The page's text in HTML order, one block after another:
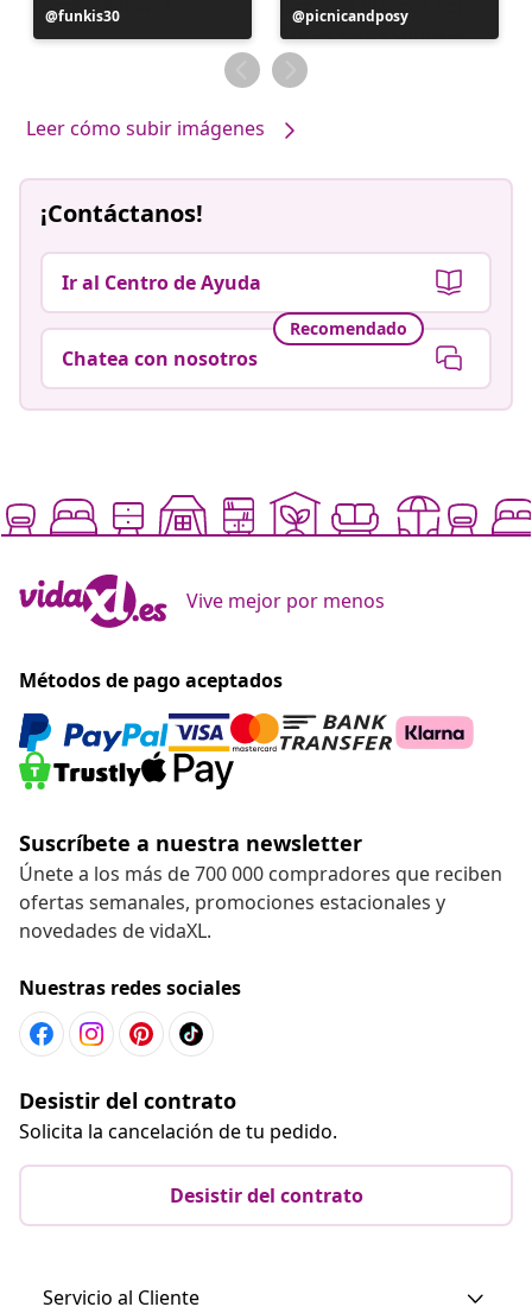
Publicación
realizada
funkis30
Publicación
realizada
por
picnicandposy
Leer cómo subir imágenes
¡Contáctanos!
Ir al Centro de Ayuda
Recomendado
Chatea con nosotros
Vive mejor por menos
Métodos de pago aceptados
Suscríbete a nuestra newsletter
Únete a los más de 700 000 compradores que reciben
ofertas semanales, promociones estacionales y
novedades de vidaXL.
Nuestras redes sociales
Desistir del contrato
Solicita la cancelación de tu pedido.
Desistir del contrato
Servicio al Cliente